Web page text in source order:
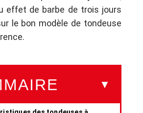
effet de barbe de trois jours
le bon modèle de tondeuse